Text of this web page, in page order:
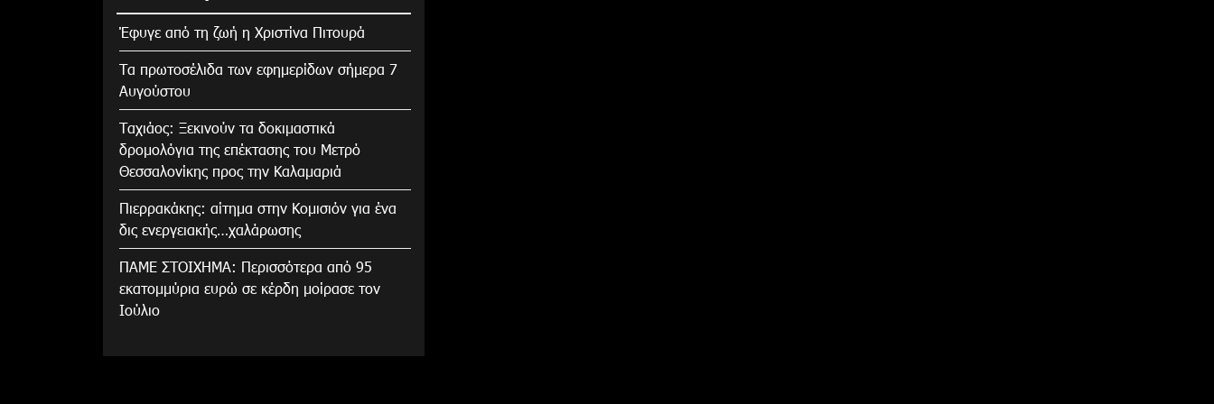
Έφυγε από τη ζωή η Χριστίνα Πιτουρά
Τα πρωτοσέλιδα των εφημερίδων σήμερα 7
Αυγούστου
Tαχιάος: Ξεκινούν τα δοκιμαστικά
δρομολόγια της επέκτασης του Μετρό
Θεσσαλονίκης προς την Καλαμαριά
Πιερρακάκης: αίτημα στην Κομισιόν για ένα
δις ενεργειακής…χαλάρωσης
ΠΑΜΕ ΣΤΟΙΧΗΜΑ: Περισσότερα από 95
εκατομμύρια ευρώ σε κέρδη μοίρασε τον
Ιούλιο